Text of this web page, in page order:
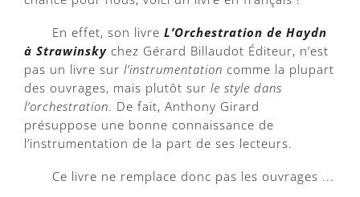
En effet, son livre L’Orchestration de Haydn
à Strawinsky chez Gérard Billaudot Éditeur, n’est
pas un livre sur l’instrumentation comme la plupart
des ouvrages, mais plutôt sur le style dans
l’orchestration. De fait, Anthony Girard
présuppose une bonne connaissance de
l’instrumentation de la part de ses lecteurs.
Ce livre ne remplace donc pas les ouvrages ...